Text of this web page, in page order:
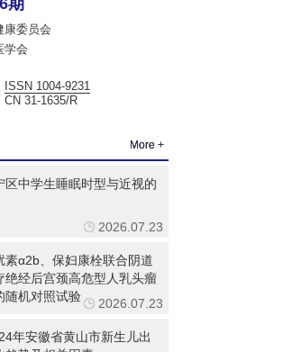
美国化学文摘数据库（CA）
（网络版）（Ulrich's Web）
学研究中心数据库（CABI）
康数据库（Global Health）
技术振兴机构数据库（JST）
出版中心数据库（EuroPub）
洋地区医学索引（WPRIM）
期
康委员会
学会
ISSN 1004-9231
CN 31-1635/R
More +
区中学生睡眠时型与近视的
2026.07.23
素α2b、保妇康栓联合阴道
绝经后宫颈高危型人乳头瘤
随机对照试验
2026.07.23
年安徽省黄山市新生儿出